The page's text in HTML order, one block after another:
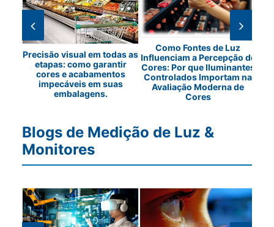
Precisão visual em todas as
etapas: como garantir
cores e acabamentos
impecáveis em suas
embalagens.
Como Fontes de Luz
Influenciam a Percepção de
Cores: Por que Iluminantes
Controlados Importam na
Avaliação Moderna de
Cores
Blogs de Medição de Luz &
Monitores